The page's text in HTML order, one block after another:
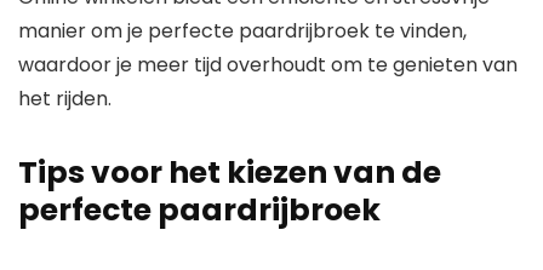
manier om je perfecte paardrijbroek te vinden,
waardoor je meer tijd overhoudt om te genieten van
het rijden.
Tips voor het kiezen van de
perfecte paardrijbroek